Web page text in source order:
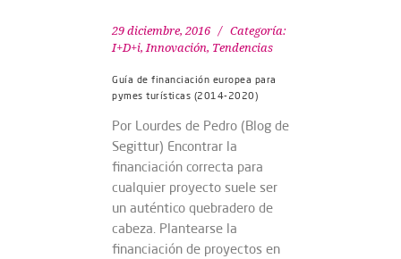
29 diciembre, 2016
Categoría:
I+D+i,Innovación, Tendencias
Guía de financiación europea para
pymes turísticas (2014-2020)
Por Lourdes de Pedro (Blog de
Segittur) Encontrar la
financiación correcta para
cualquier proyecto suele ser
un auténtico quebradero de
cabeza. Plantearse la
financiación de proyectos en